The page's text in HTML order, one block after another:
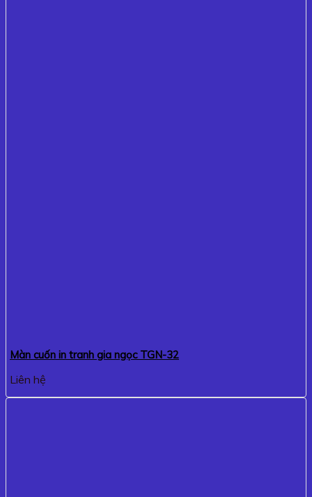
Màn cuốn in tranh gia ngọc TGN-32
Liên hệ